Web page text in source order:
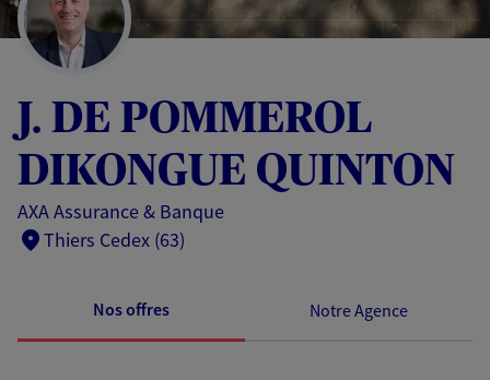
page
J. DE POMMEROL
DIKONGUE QUINTON
AXA Assurance & Banque
Thiers Cedex (63)
Nos offres Notre Agence